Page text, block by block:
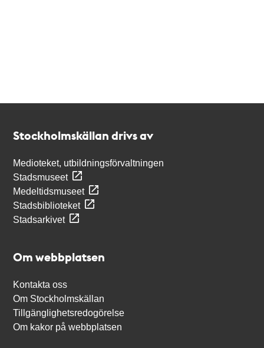
Stockholmskällan drivs av
Medioteket, utbildningsförvaltningen
Stadsmuseet
Medeltidsmuseet
Stadsbiblioteket
Stadsarkivet
Om webbplatsen
Kontakta oss
Om Stockholmskällan
Tillgänglighetsredogörelse
Om kakor på webbplatsen